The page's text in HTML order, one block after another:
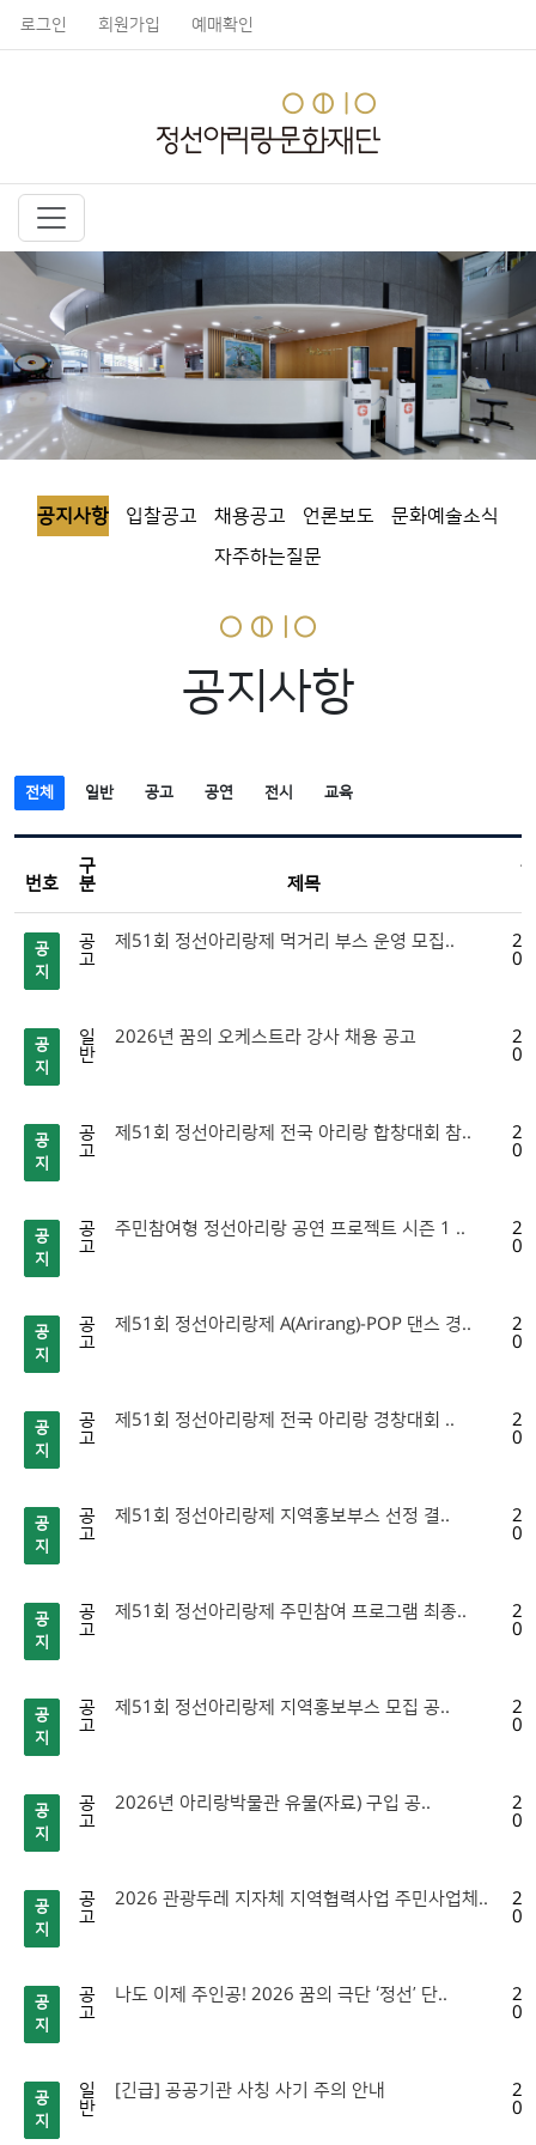
로그인 회원가입 예매확인
공지사항 입찰공고 채용공고 언론보도
문화예술소식
자주하는질문
공지사항
전체 일반 공고 공연 전시 교육
번호
구
분
제목
공
지
공
고
제51회 정선아리랑제 먹거리 부스 운영 모집..
공
지
일
반
2026년 꿈의 오케스트라 강사 채용 공고
공
지
공
고
제51회 정선아리랑제 전국 아리랑 합창대회 참..
공
지
공
고
주민참여형 정선아리랑 공연 프로젝트 시즌 1 ..
공
지
공
고
제51회 정선아리랑제 A(Arirang)-POP 댄스 경..
공
지
공
고
제51회 정선아리랑제 전국 아리랑 경창대회 ..
공
지
공
고
제51회 정선아리랑제 지역홍보부스 선정 결..
공
지
공
고
제51회 정선아리랑제 주민참여 프로그램 최종..
공
지
공
고
제51회 정선아리랑제 지역홍보부스 모집 공..
공
지
공
고
2026년 아리랑박물관 유물(자료) 구입 공..
공
지
공
고
2026 관광두레 지자체 지역협력사업 주민사업체..
공
지
공
고
나도 이제 주인공! 2026 꿈의 극단 ‘정선’ 단..
공
지
일
반
[긴급] 공공기관 사칭 사기 주의 안내